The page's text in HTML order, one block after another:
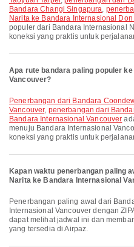
Bandara Changi Singapura,
Narita ke Bandara Internasional
populer dari Bandara Internasional
koneksi yang praktis untuk
Apa rute bandara paling populer
Vancouver?
penerbangan dari Bandara Coondewanna ke Bandara Internasional
Vancouver, penerbangan dari
Bandara Internasional Vancouver
menuju Bandara Internasional
koneksi yang praktis untuk
Kapan waktu penerbangan paling
Narita ke Bandara Internasional
Penerbangan paling awal dari Bandara Internasional Narita ke Bandara
Internasional Vancouver dengan
dapat melihat jadwal ini dan
yang tersedia di Airpaz.